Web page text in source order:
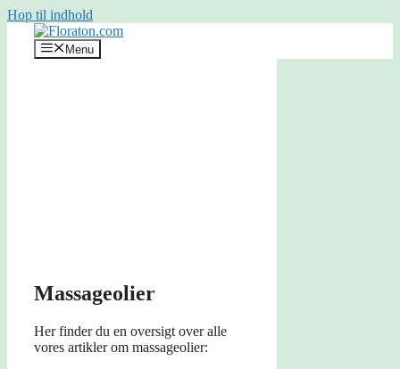
Hop til indhold
Menu
Massageolier
Her finder du en oversigt over alle
vores artikler om massageolier: